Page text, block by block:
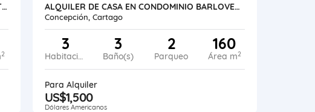
VENTA DE APARTAMENTO EN CONDOMINIO NATÙ MONTES DE OCA, SAN RAFAEL
2
ALQUILER DE CASA EN CONDOMINIO BARLOVENTO, TRES RÍOS
Concepción, Cartago
3
Habitaciones
3
Baño(s)
2
Parqueo
160
Área m2
Para Alquiler
US$1,500
Dólares Americanos